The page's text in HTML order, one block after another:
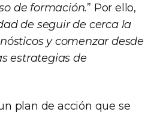
de formación.” Por ello,
de seguir de cerca la
y comenzar desde
estrategias de
plan de acción que se